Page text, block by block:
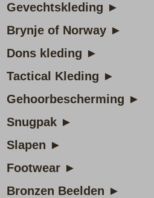
Gevechtskleding ►
Brynje of Norway ►
Dons kleding ►
Tactical Kleding ►
Gehoorbescherming ►
Snugpak ►
Slapen ►
Footwear ►
Bronzen Beelden ►